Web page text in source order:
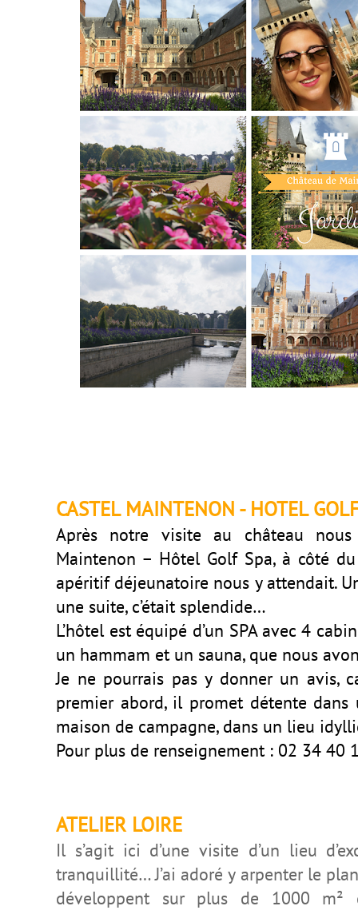
CASTEL MAINTENON - HOTEL
Après notre visite au château
Maintenon – Hôtel Golf Spa, à côté
apéritif déjeunatoire nous y attendait.
une suite, c’était splendide…
L’hôtel est équipé d’un SPA avec 4
un hammam et un sauna, que nous
Je ne pourrais pas y donner un avis,
premier abord, il promet détente dans
maison de campagne, dans un lieu
Pour plus de renseignement : 02 34 40
ATELIER LOIRE
Il s’agit ici d’une visite d’un lieu
tranquillité… J’ai adoré y arpenter le
développent sur plus de 1000 m²